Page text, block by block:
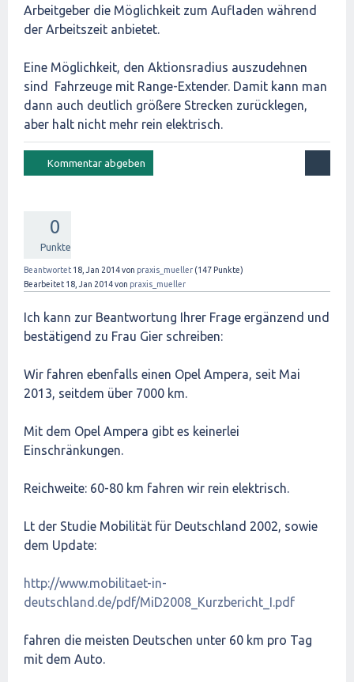
Arbeitgeber die Möglichkeit zum Aufladen während
der Arbeitszeit anbietet.
Eine Möglichkeit, den Aktionsradius auszudehnen
sind Fahrzeuge mit Range-Extender. Damit kann man
dann auch deutlich größere Strecken zurücklegen,
aber halt nicht mehr rein elektrisch.
0
Punkte
Beantwortet 18, Jan 2014von praxis_mueller (147 Punkte)
Bearbeitet 18, Jan 2014von praxis_mueller
Ich kann zur Beantwortung Ihrer Frage ergänzend und
bestätigend zu Frau Gier schreiben:
Wir fahren ebenfalls einen Opel Ampera, seit Mai
2013, seitdem über 7000 km.
Mit dem Opel Ampera gibt es keinerlei
Einschränkungen.
Reichweite: 60-80 km fahren wir rein elektrisch.
Lt der Studie Mobilität für Deutschland 2002, sowie
dem Update:
http://www.mobilitaet-in-
deutschland.de/pdf/MiD2008_Kurzbericht_I.pdf
fahren die meisten Deutschen unter 60 km pro Tag
mit dem Auto.